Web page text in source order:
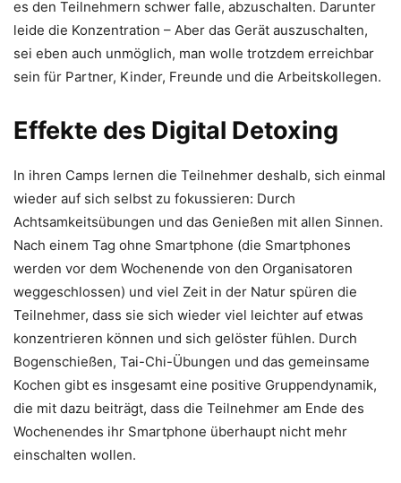
es den Teilnehmern schwer falle, abzuschalten. Darunter
leide die Konzentration – Aber das Gerät auszuschalten,
sei eben auch unmöglich, man wolle trotzdem erreichbar
sein für Partner, Kinder, Freunde und die Arbeitskollegen.
Effekte des Digital Detoxing
In ihren Camps lernen die Teilnehmer deshalb, sich einmal
wieder auf sich selbst zu fokussieren: Durch
Achtsamkeitsübungen und das Genießen mit allen Sinnen.
Nach einem Tag ohne Smartphone (die Smartphones
werden vor dem Wochenende von den Organisatoren
weggeschlossen) und viel Zeit in der Natur spüren die
Teilnehmer, dass sie sich wieder viel leichter auf etwas
konzentrieren können und sich gelöster fühlen. Durch
Bogenschießen, Tai-Chi-Übungen und das gemeinsame
Kochen gibt es insgesamt eine positive Gruppendynamik,
die mit dazu beiträgt, dass die Teilnehmer am Ende des
Wochenendes ihr Smartphone überhaupt nicht mehr
einschalten wollen.